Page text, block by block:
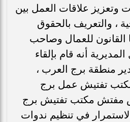
وتعزيز علاقات العمل بين
، والتعريف بالحقوق
القانون للعمال وصاحب
أنه قام بإلقاء
منطقة برج العرب ،
تفتيش عمل برج
مفتش مكتب تفتيش برج
في تنظيم ندوات